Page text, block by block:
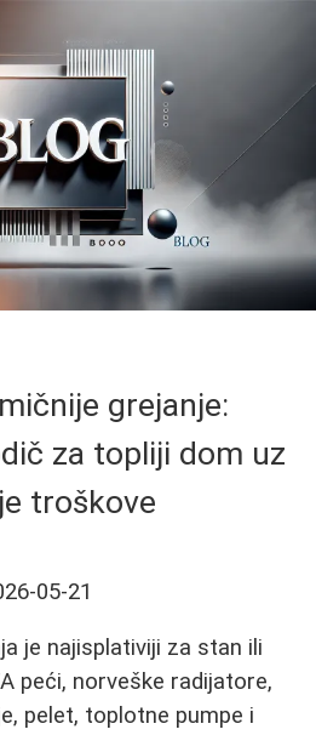
grejanje:
za topliji dom uz
troškove
05-21
je najisplativiji za stan ili
peći, norveške radijatore,
pelet, toplotne pumpe i